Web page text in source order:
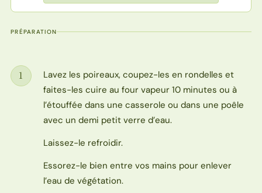
PRÉPARATION
Étape
1
Lavez les poireaux, coupez-les en rondelles et
faites-les cuire au four vapeur 10 minutes ou à
l’étouffée dans une casserole ou dans une poêle
avec un demi petit verre d’eau.
Laissez-le refroidir.
Essorez-le bien entre vos mains pour enlever
l’eau de végétation.